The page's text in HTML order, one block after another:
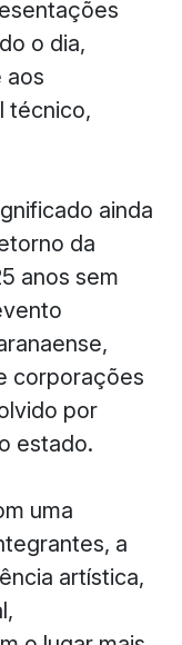
o dia,
aos
técnico,
ainda
da
anos sem
corporações
por
estado.
uma
a
artística,